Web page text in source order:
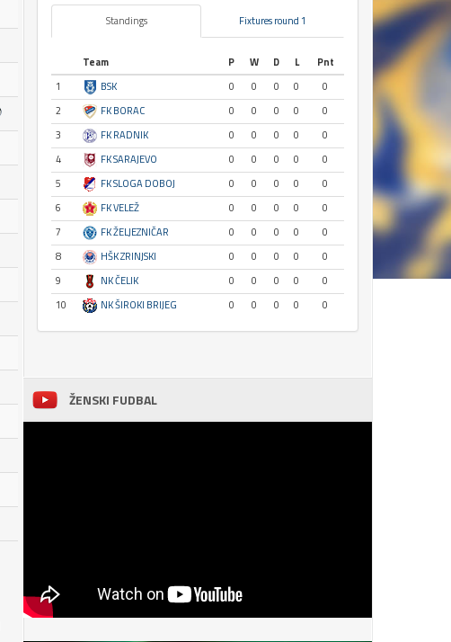
Standings Fixtures round 1
Team P W D L
Pnt
1
BSK 0 0 0 0
0
2
FK BORAC 0 0 0 0
0
3
FK RADNIK 0 0 0 0
0
4
FK SARAJEVO 0 0 0 0
0
5
FK SLOGA DOBOJ 0 0 0 0
0
6
FK VELEŽ 0 0 0 0
0
7
FK ŽELJEZNIČAR 0 0 0 0
0
8
HŠK ZRINJSKI 0 0 0 0
0
9
NK ČELIK 0 0 0 0
0
10
NK ŠIROKI BRIJEG 0 0 0 0 0
ŽENSKI FUDBAL